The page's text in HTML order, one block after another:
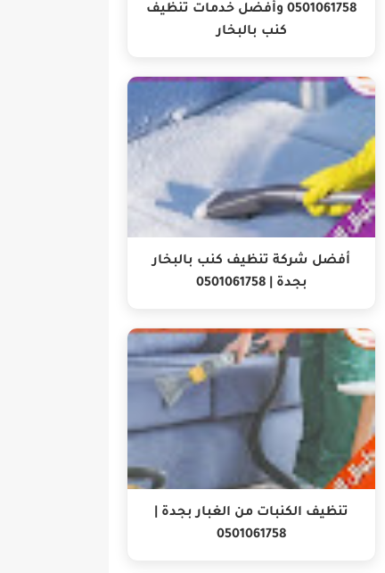
0501061758 وأفضل خدمات تنظيف
كنب بالبخار
أفضل شركة تنظيف كنب بالبخار
بجدة | 0501061758
تنظيف الكنبات من الغبار بجدة |
0501061758